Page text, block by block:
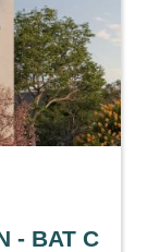
- BAT C